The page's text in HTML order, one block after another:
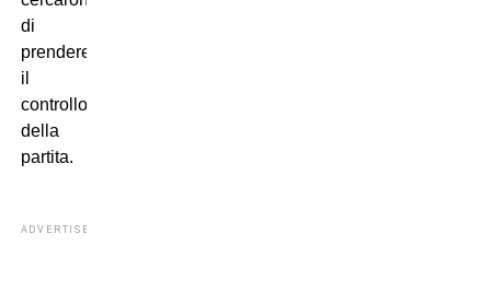
di
prendere
il
controllo
della
partita.
ADVERTISEMENT